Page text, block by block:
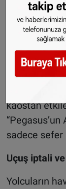
Rotterdam
ve
Beyhan
yollarının
kaostan
sadece sefer
Uçuş iptali
Yolcuların